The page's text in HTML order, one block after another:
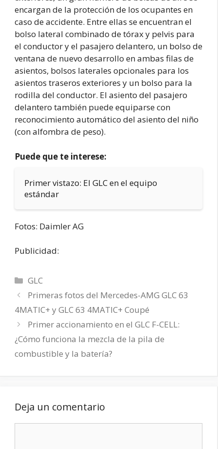
encargan de la protección de los ocupantes en
caso de accidente. Entre ellas se encuentran el
bolso lateral combinado de tórax y pelvis para
el conductor y el pasajero delantero, un bolso de
ventana de nuevo desarrollo en ambas filas de
asientos, bolsos laterales opcionales para los
asientos traseros exteriores y un bolso para la
rodilla del conductor. El asiento del pasajero
delantero también puede equiparse con
reconocimiento automático del asiento del niño
(con alfombra de peso).
Puede que te interese:
Primer vistazo: El GLC en el equipo
estándar
Fotos: Daimler AG
Publicidad:
Categorías
GLC
Primeras fotos del Mercedes-AMG GLC 63
4MATIC+ y GLC 63 4MATIC+ Coupé
Primer accionamiento en el GLC F-CELL:
¿Cómo funciona la mezcla de la pila de
combustible y la batería?
Deja un comentario